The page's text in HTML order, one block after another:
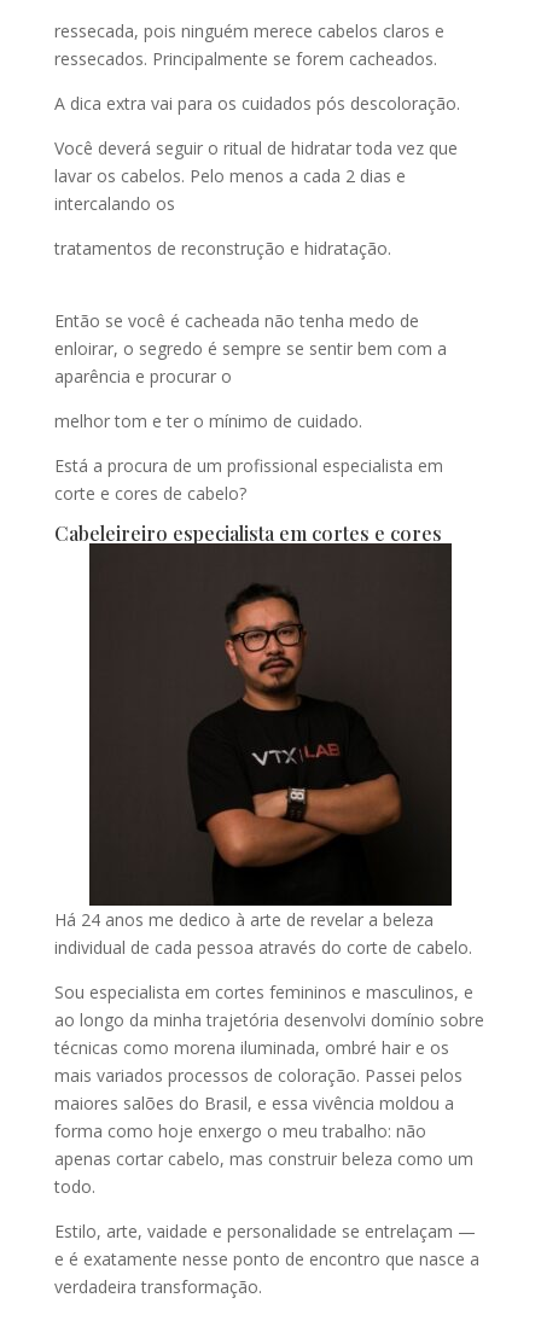
ressecada, pois ninguém merece cabelos claros e
ressecados. Principalmente se forem cacheados.
A dica extra vai para os cuidados pós descoloração.
Você deverá seguir o ritual de hidratar toda vez que
lavar os cabelos. Pelo menos a cada 2 dias e
intercalando os
tratamentos de reconstrução e hidratação.
Então se você é cacheada não tenha medo de
enloirar, o segredo é sempre se sentir bem com a
aparência e procurar o
melhor tom e ter o mínimo de cuidado.
Está a procura de um profissional especialista em
corte e cores de cabelo?
Cabeleireiro especialista em cortes e cores
Há 24 anos me dedico à arte de revelar a beleza
individual de cada pessoa através do corte de cabelo.
Sou especialista em cortes femininos e masculinos, e
ao longo da minha trajetória desenvolvi domínio sobre
técnicas como morena iluminada, ombré hair e os
mais variados processos de coloração. Passei pelos
maiores salões do Brasil, e essa vivência moldou a
forma como hoje enxergo o meu trabalho: não
apenas cortar cabelo, mas construir beleza como um
todo.
Estilo, arte, vaidade e personalidade se entrelaçam —
e é exatamente nesse ponto de encontro que nasce a
verdadeira transformação.